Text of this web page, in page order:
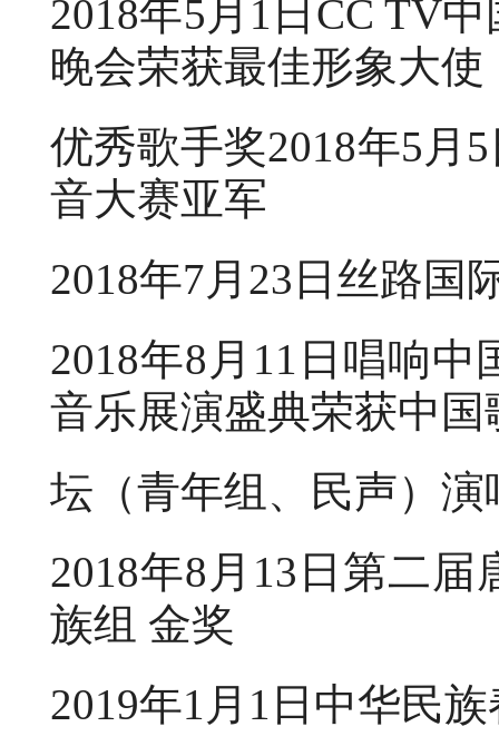
2018年5月1日CC TV
晚会荣获最佳形象大使
优秀歌手奖2018年5月
音大赛亚军
2018年7月23日丝路国
2018年8月11日唱响
音乐展演盛典荣获中国
坛（青年组、民声）演
2018年8月13日第二
族组 金奖
2019年1月1日中华民